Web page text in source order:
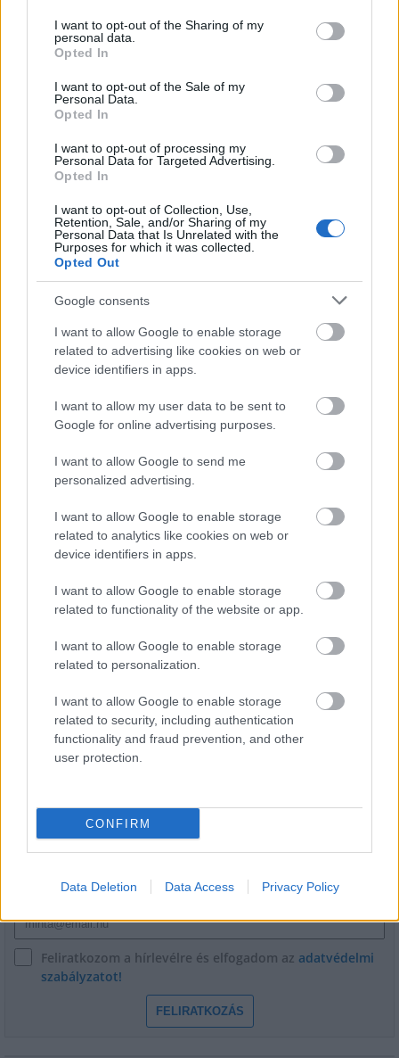
not limited to your visit or usage behaviour. You may click to
grant or deny consent to Google and its third-party tags to
use your data for below specified purposes in below Google
consent section.
I want to opt-out of the Sharing of my
personal data.
Opted In
I want to opt-out of the Sale of my
Personal Data.
Opted In
I want to opt-out of processing my
Personal Data for Targeted Advertising.
Opted In
I want to opt-out of Collection, Use,
Retention, Sale, and/or Sharing of my
Personal Data that Is Unrelated with the
Purposes for which it was collected.
Opted Out
Google consents
I want to allow Google to enable storage
related to advertising like cookies on web or
device identifiers in apps.
I want to allow my user data to be sent to
Google for online advertising purposes.
I want to allow Google to send me
personalized advertising.
I want to allow Google to enable storage
related to analytics like cookies on web or
device identifiers in apps.
I want to allow Google to enable storage
related to functionality of the website or app.
I want to allow Google to enable storage
related to personalization.
I want to allow Google to enable storage
related to security, including authentication
functionality and fraud prevention, and other
user protection.
CONFIRM
Data Deletion Data Access Privacy Policy
Történelmi táj, amelynek minden köve mesél –
megújul a tatai Angolkert
A projekt részeként megújulnak a területen található
Várkanyarban álló Nepomuki Szent János híd és szobor is.
M1 bővítés: már zajlik a teljesen új
Bicske Kelet csomópont építése
Új gyalogosátkelők és jelzőlámpás
csomópont épül Angyalföldön
Másfélszeresére bővítik
Hódmezővásárhely jó hírű református
Látványos építési szakasz indult be a
Flórián téri felüljárón
Név
Feliratkozom a hírlevélre és elfogadom az adatvédelmi
szabályzatot!
FELIRATKOZÁS